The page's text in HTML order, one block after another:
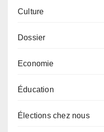
Culture
Dossier
Economie
Éducation
Élections chez nous